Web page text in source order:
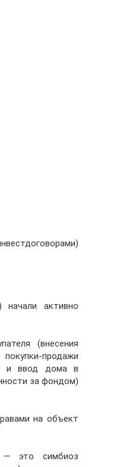
начали активно
(внесения
продажи
и ввод дома в
за фондом)
на объект
— это симбиоз